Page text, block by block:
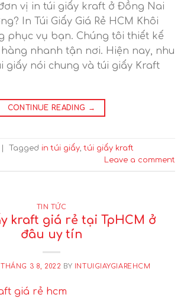
vị in túi giấy kraft ở Đồng Nai
In Túi Giấy Giá Rẻ HCM Khôi
phục vụ bạn. Chúng tôi thiết kế
nhanh tận nơi. Hiện nay, nhu
giấy nói chung và túi giấy Kraft
CONTINUE READING →
Tagged in túi giấy,túi giấy kraft
Leave a comment
TIN TỨC
kraft giá rẻ tại TpHCM ở
đâu uy tín
THÁNG 3 8, 2022 BY INTUIGIAYGIAREHCM